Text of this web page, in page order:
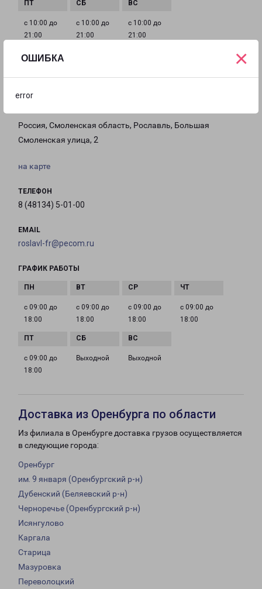
ОШИБКА
error
×
с 10:00 до
21:00
с 10:00 до
21:00
с 10:00 до
21:00
Филиалы в Рославле
Россия, Смоленская область, Рославль, Большая
Смоленская улица, 2
на карте
ТЕЛЕФОН
8 (48134) 5-01-00
EMAIL
roslavl-fr@pecom.ru
ГРАФИК РАБОТЫ
с 09:00 до
18:00
с 09:00 до
18:00
с 09:00 до
18:00
с 09:00 до
18:00
с 09:00 до
18:00
Выходной Выходной
Доставка из Оренбурга по области
Из филиала в Оренбурге доставка грузов осуществляется
в следующие города:
Оренбург
им. 9 января (Оренбургский р-н)
Дубенский (Беляевский р-н)
Черноречье (Оренбургский р-н)
Исянгулово
Каргала
Старица
Мазуровка
Переволоцкий